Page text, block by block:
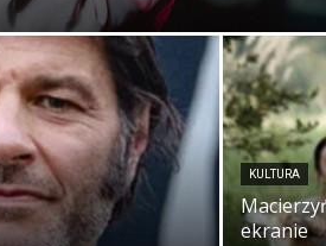
KULTURA
ekranie